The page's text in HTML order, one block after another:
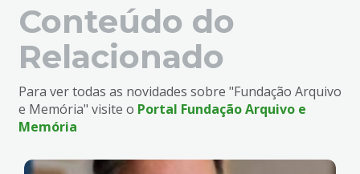
Conteúdo do
Relacionado
Para ver todas as novidades sobre "Fundação Arquivo
e Memória" visite o Portal Fundação Arquivo e
Memória